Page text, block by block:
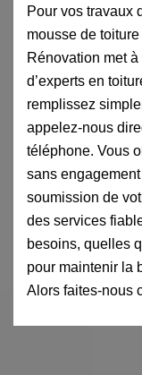
Pour vos travaux
mousse de
Rénovation met
d’experts en
remplissez
appelez-nous
téléphone. Vous
sans
soumission de
des services
besoins, quelles
pour maintenir la
Alors faites-nous